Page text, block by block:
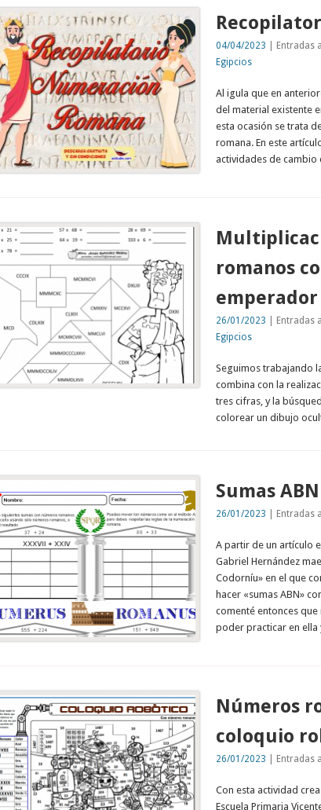
04/04/2023 | Entradas
Egipcios
Al igula que en
del material existente
esta ocasión se trata
romana. En este
actividades de
romanos
emperador
26/01/2023 | Entradas
Egipcios
Seguimos trabajando
combina con la
tres cifras, y la
colorear un dibujo
Sumas
26/01/2023 | Entradas
A partir de un artículo
Gabriel Hernández
Codorníu» en el que
hacer «sumas ABN»
comenté entonces
poder practicar en ella
Números
coloquio
26/01/2023 | Entradas
Con esta actividad
Escuela Primaria